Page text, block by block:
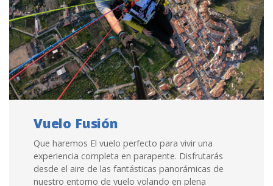
Vuelo Fusión
Que haremos El vuelo perfecto para vivir una
experiencia completa en parapente. Disfrutarás
desde el aire de las fantásticas panorámicas de
nuestro entorno de vuelo volando en plena